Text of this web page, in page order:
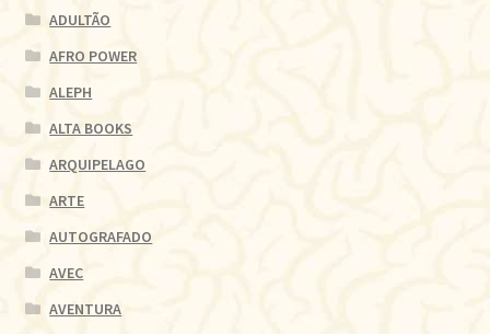
ADULTÃO
AFRO POWER
ALEPH
ALTA BOOKS
ARQUIPELAGO
ARTE
AUTOGRAFADO
AVEC
AVENTURA